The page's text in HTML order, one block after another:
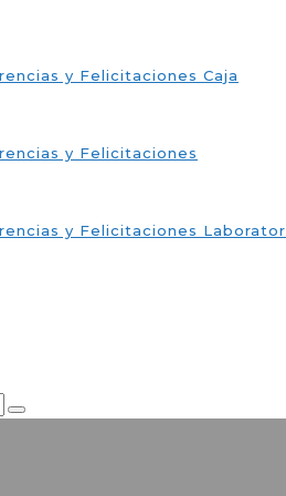
y Felicitaciones Caja
y Felicitaciones
y Felicitaciones